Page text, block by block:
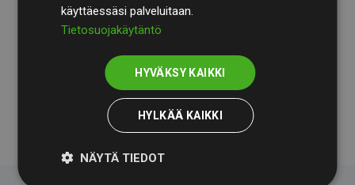
Heidän tarkastuksensa osoittavat, että investoinnit
ilmastohankkeisiin kompensoivat keskimäärin
arvioiduista CO₂-päästöistä
jäsenverkkosivustoilla –
selkeä todiste toimintatapamme todellisesta
käyttäessäsi palveluitaan.
Tietosuojakäytäntö
HYVÄKSY KAIKKI
HYLKÄÄ KAIKKI
NÄYTÄ TIEDOT